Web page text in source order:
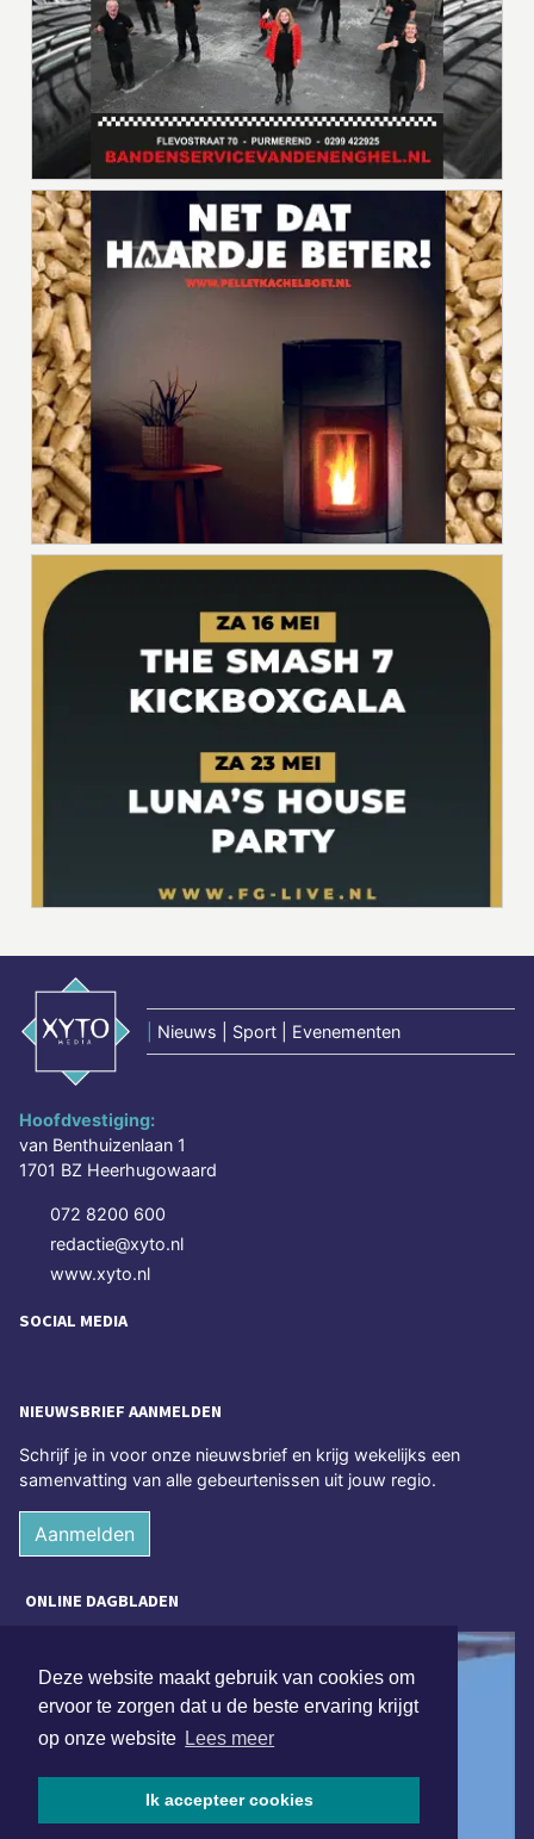
Deze website maakt gebruik van cookies om
ervoor te zorgen dat u de beste ervaring krijgt
op onze website Lees meer
Ik accepteer cookies
Nieuws | Sport | Evenementen
Hoofdvestiging:
van Benthuizenlaan 1
1701 BZ Heerhugowaard
072 8200 600
redactie@xyto.nl
www.xyto.nl
SOCIAL MEDIA
NIEUWSBRIEF AANMELDEN
Schrijf je in voor onze nieuwsbrief en krijg wekelijks een
samenvatting van alle gebeurtenissen uit jouw regio.
Aanmelden
ONLINE DAGBLADEN